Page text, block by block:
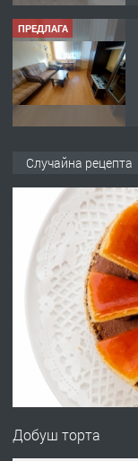
ПРЕДЛАГА
ПРЕДЛАГА
ПРЕДЛАГА
Случайна рецепта
Добуш торта